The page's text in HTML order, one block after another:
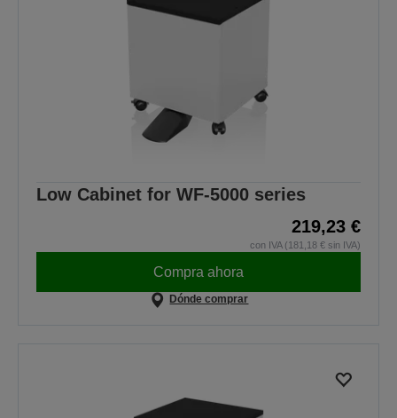
Low Cabinet for WF-5000 series
219,23 €
con IVA (181,18 € sin IVA)
Compra ahora
Dónde comprar